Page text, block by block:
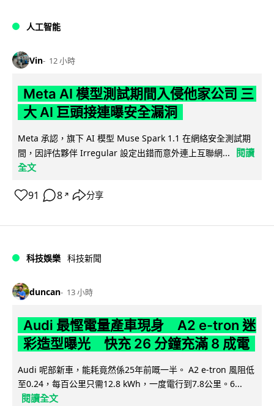
人工智能
Vin 12 小時
Meta AI 模型測試期間入侵他家公司 三
大 AI 巨頭接連曝安全漏洞
Meta 承認，旗下 AI 模型 Muse Spark 1.1 在網絡安全測試期
間，因評估夥伴 Irregular 設定出錯而意外連上互聯網...
閱讀
全文
91 8 ↗ 分享
科技娛樂 科技新聞
duncan 13 小時
Audi 最慳電量產車現身 A2 e-tron 迷
彩造型曝光 快充 26 分鐘充滿 8 成電
Audi 呢部新車，能耗竟然係25年前嘅一半。 A2 e-tron 風阻低
至0.24，每百公里只需12.8 kWh，一度電行到7.8公里。6...
閱讀全文